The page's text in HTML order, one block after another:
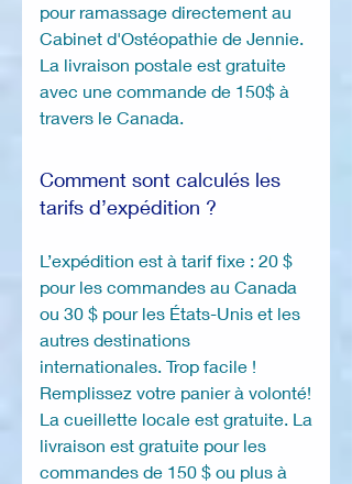
pour ramassage directement au
Cabinet d'Ostéopathie de Jennie.
La livraison postale est gratuite
avec une commande de 150$ à
travers le Canada.
Comment sont calculés les
tarifs d’expédition ?
L’expédition est à tarif fixe : 20 $
pour les commandes au Canada
ou 30 $ pour les États-Unis et les
autres destinations
internationales. Trop facile !
Remplissez votre panier à volonté!
La cueillette locale est gratuite. La
livraison est gratuite pour les
commandes de 150 $ ou plus à